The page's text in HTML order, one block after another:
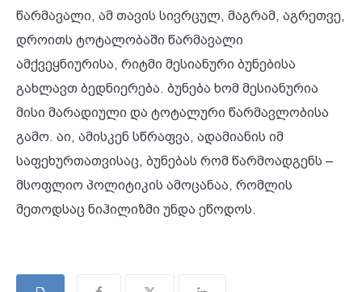
წარმავალი, ამ თავის სივრცულ, მაგრამ, აგრეთვე,
დროითს ტოტალობაში წარმავალი
ამქვეყნიურისა, რიტმი მესიანური ბუნებისა
გახლავთ ბედნიერება. ბუნება ხომ მესიანურია
მისი მარადიული და ტოტალური წარმავლობისა
გამო. აი, ამისკენ სწრაფვა, ადამიანის იმ
საფეხურთათვისაც, ბუნებას რომ წარმოადგენს –
მსოფლიო პოლიტიკის ამოცანაა, რომლის
მეთოდსაც ნიჰილიზმი უნდა ეწოდოს.